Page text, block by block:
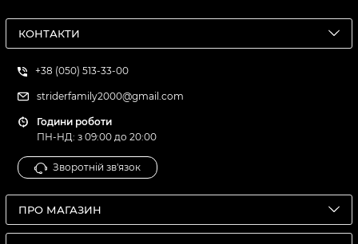
КОНТАКТИ
+38 (050) 513-33-00
striderfamily2000@gmail.com
Години роботи
ПН-НД: з 09:00 до 20:00
Зворотній зв'язок
ПРО МАГАЗИН